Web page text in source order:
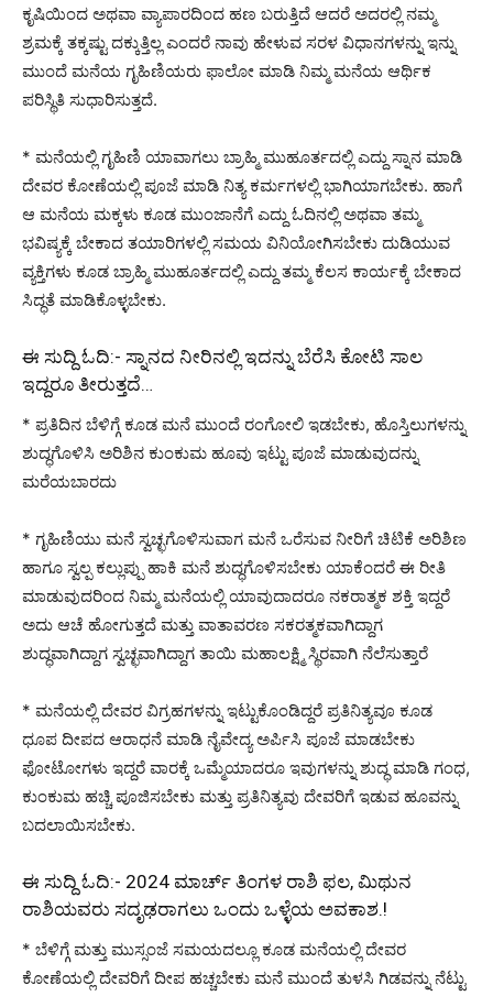
ಕೃಷಿಯಿಂದ ಅಥವಾ ವ್ಯಾಪಾರದಿಂದ ಹಣ ಬರುತ್ತಿದೆ ಆದರೆ ಅದರಲ್ಲಿ ನಮ್ಮ
ಶ್ರಮಕ್ಕೆ ತಕ್ಕಷ್ಟು ದಕ್ಕುತ್ತಿಲ್ಲ ಎಂದರೆ ನಾವು ಹೇಳುವ ಸರಳ ವಿಧಾನಗಳನ್ನು ಇನ್ನು
ಮುಂದೆ ಮನೆಯ ಗೃಹಿಣಿಯರು ಫಾಲೋ ಮಾಡಿ ನಿಮ್ಮ ಮನೆಯ ಆರ್ಥಿಕ
ಪರಿಸ್ಥಿತಿ ಸುಧಾರಿಸುತ್ತದೆ.
* ಮನೆಯಲ್ಲಿ ಗೃಹಿಣಿ ಯಾವಾಗಲು ಬ್ರಾಹ್ಮಿ ಮುಹೂರ್ತದಲ್ಲಿ ಎದ್ದು ಸ್ನಾನ ಮಾಡಿ
ದೇವರ ಕೋಣೆಯಲ್ಲಿ ಪೂಜೆ ಮಾಡಿ ನಿತ್ಯ ಕರ್ಮಗಳಲ್ಲಿ ಭಾಗಿಯಾಗಬೇಕು. ಹಾಗೆ
ಆ ಮನೆಯ ಮಕ್ಕಳು ಕೂಡ ಮುಂಜಾನೆಗೆ ಎದ್ದು ಓದಿನಲ್ಲಿ ಅಥವಾ ತಮ್ಮ
ಭವಿಷ್ಯಕ್ಕೆ ಬೇಕಾದ ತಯಾರಿಗಳಲ್ಲಿ ಸಮಯ ವಿನಿಯೋಗಿಸಬೇಕು ದುಡಿಯುವ
ವ್ಯಕ್ತಿಗಳು ಕೂಡ ಬ್ರಾಹ್ಮಿ ಮುಹೂರ್ತದಲ್ಲಿ ಎದ್ದು ತಮ್ಮ ಕೆಲಸ ಕಾರ್ಯಕ್ಕೆ ಬೇಕಾದ
ಸಿದ್ಧತೆ ಮಾಡಿಕೊಳ್ಳಬೇಕು.
ಈ ಸುದ್ದಿ ಓದಿ:- ಸ್ನಾನದ ನೀರಿನಲ್ಲಿ ಇದನ್ನು ಬೆರೆಸಿ ಕೋಟಿ ಸಾಲ
ಇದ್ದರೂ ತೀರುತ್ತದೆ…
* ಪ್ರತಿದಿನ ಬೆಳಿಗ್ಗೆ ಕೂಡ ಮನೆ ಮುಂದೆ ರಂಗೋಲಿ ಇಡಬೇಕು, ಹೊಸ್ತಿಲುಗಳನ್ನು
ಶುದ್ಧಗೊಳಿಸಿ ಅರಿಶಿನ ಕುಂಕುಮ ಹೂವು ಇಟ್ಟು ಪೂಜೆ ಮಾಡುವುದನ್ನು
ಮರೆಯಬಾರದು
* ಗೃಹಿಣಿಯು ಮನೆ ಸ್ವಚ್ಛಗೊಳಿಸುವಾಗ ಮನೆ ಒರೆಸುವ ನೀರಿಗೆ ಚಿಟಿಕೆ ಅರಿಶಿಣ
ಹಾಗೂ ಸ್ವಲ್ಪ ಕಲ್ಲುಪ್ಪು ಹಾಕಿ ಮನೆ ಶುದ್ಧಗೊಳಿಸಬೇಕು ಯಾಕೆಂದರೆ ಈ ರೀತಿ
ಮಾಡುವುದರಿಂದ ನಿಮ್ಮ ಮನೆಯಲ್ಲಿ ಯಾವುದಾದರೂ ನಕರಾತ್ಮಕ ಶಕ್ತಿ ಇದ್ದರೆ
ಅದು ಆಚೆ ಹೋಗುತ್ತದೆ ಮತ್ತು ವಾತಾವರಣ ಸಕರತ್ಮಕವಾಗಿದ್ದಾಗ
ಶುದ್ಧವಾಗಿದ್ದಾಗ ಸ್ವಚ್ಛವಾಗಿದ್ದಾಗ ತಾಯಿ ಮಹಾಲಕ್ಷ್ಮಿ ಸ್ಥಿರವಾಗಿ ನೆಲೆಸುತ್ತಾರೆ
* ಮನೆಯಲ್ಲಿ ದೇವರ ವಿಗ್ರಹಗಳನ್ನು ಇಟ್ಟುಕೊಂಡಿದ್ದರೆ ಪ್ರತಿನಿತ್ಯವೂ ಕೂಡ
ಧೂಪ ದೀಪದ ಆರಾಧನೆ ಮಾಡಿ ನೈವೇದ್ಯ ಅರ್ಪಿಸಿ ಪೂಜೆ ಮಾಡಬೇಕು
ಫೋಟೋಗಳು ಇದ್ದರೆ ವಾರಕ್ಕೆ ಒಮ್ಮೆಯಾದರೂ ಇವುಗಳನ್ನು ಶುದ್ಧ ಮಾಡಿ ಗಂಧ,
ಕುಂಕುಮ ಹಚ್ಚಿ ಪೂಜಿಸಬೇಕು ಮತ್ತು ಪ್ರತಿನಿತ್ಯವು ದೇವರಿಗೆ ಇಡುವ ಹೂವನ್ನು
ಬದಲಾಯಿಸಬೇಕು.
ಈ ಸುದ್ದಿ ಓದಿ:- 2024 ಮಾರ್ಚ್ ತಿಂಗಳ ರಾಶಿ ಫಲ, ಮಿಥುನ
ರಾಶಿಯವರು ಸದೃಢರಾಗಲು ಒಂದು ಒಳ್ಳೆಯ ಅವಕಾಶ.!
* ಬೆಳಿಗ್ಗೆ ಮತ್ತು ಮುಸ್ಸಂಜೆ ಸಮಯದಲ್ಲೂ ಕೂಡ ಮನೆಯಲ್ಲಿ ದೇವರ
ಕೋಣೆಯಲ್ಲಿ ದೇವರಿಗೆ ದೀಪ ಹಚ್ಚಬೇಕು ಮನೆ ಮುಂದೆ ತುಳಸಿ ಗಿಡವನ್ನು ನೆಟ್ಟು